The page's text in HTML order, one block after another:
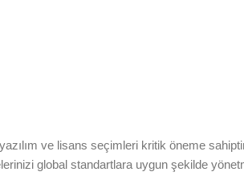
ve lisans seçimleri kritik öneme
global standartlara uygun şekilde